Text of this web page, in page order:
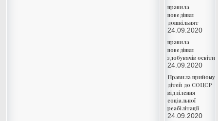
правила
поведінки
дошкільнят
24.09.2020
правила
поведінки
здобувачів освіти
24.09.2020
Правила прийому
дітей до СОЦСР
відділення
соціальної
реабілітації
24.09.2020